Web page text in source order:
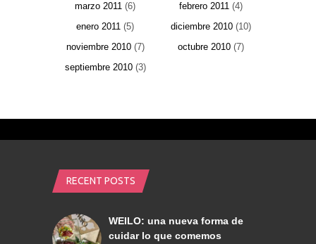
marzo 2011 (6) febrero 2011 (4)
enero 2011 (5) diciembre 2010 (10)
noviembre 2010(7) octubre 2010 (7)
septiembre 2010(3)
RECENT POSTS
WEILO: una nueva forma de
cuidar lo que comemos